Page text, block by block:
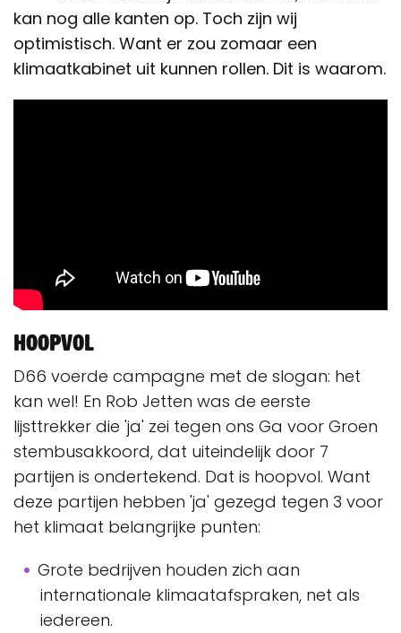
kan nog alle kanten op. Toch zijn wij
optimistisch. Want er zou zomaar een
klimaatkabinet uit kunnen rollen. Dit is waarom.
Hoopvol
D66 voerde campagne met de slogan: het
kan wel! En Rob Jetten was de eerste
lijsttrekker die 'ja' zei tegen ons Ga voor Groen
stembusakkoord, dat uiteindelijk door 7
partijen is ondertekend. Dat is hoopvol. Want
deze partijen hebben 'ja' gezegd tegen 3 voor
het klimaat belangrijke punten:
Grote bedrijven houden zich aan
internationale klimaatafspraken, net als
iedereen.